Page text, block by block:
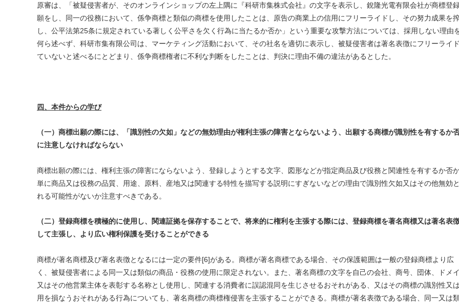
原審は、「被疑侵害者が、そのオンラインショップの左上隅に『科研市集株式会社』の文字を表示し、銳隆光電有限会社が商標登
願をし、同一の役務において、係争商標と類似の商標を使用したことは、原告の商業上の信用にフリーライドし、その努力成果を
し、公平法第25条に規定されている著しく公平さを欠く行為に当たるか否か」という重要な攻撃方法については、採用しない理由
何ら述べず、科研市集有限公司は、マーケティング活動において、その社名を適切に表示し、被疑侵害者は著名表徴にフリーライ
ていないと述べるにとどまり、係争商標権者に不利な判断をしたことは、判決に理由不備の違法があるとした。
四、本件からの学び
（一）商標出願の際には、「識別性の欠如」などの無効理由が権利主張の障害とならないよう、出願する商標が識別性を有するか
に注意しなければならない
商標出願の際には、権利主張の障害にならないよう、登録しようとする文字、図形などが指定商品及び役務と関連性を有するか否か
単に商品又は役務の品質、用途、原料、産地又は関連する特性を描写する説明にすぎないなどの理由で識別性欠如又はその他無効
れる可能性がないか注意すべきである。
（二）登録商標を積極的に使用し、関連証拠を保存することで、将来的に権利を主張する際には、登録商標を著名商標又は著名表
して主張し、より広い権利保護を受けることができる
商標が著名商標及び著名表徴となるには一定の要件[6]がある。商標が著名商標である場合、その保護範囲は一般の登録商標より広
く、被疑侵害者による同一又は類似の商品・役務の使用に限定されない。また、著名商標の文字を自己の会社、商号、団体、ドメ
又はその他営業主体を表彰する名称とし使用し、関連する消費者に誤認混同を生じさせるおそれがある、又はその商標の識別性又
用を損なうおそれがある行為についても、著名商標の商標権侵害を主張することができる。商標が著名表徴である場合、同一又は